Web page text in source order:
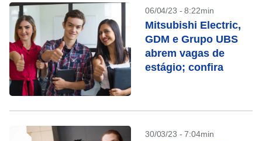
06/04/23 - 8:22min
Mitsubishi Electric,
GDM e Grupo UBS
abrem vagas de
estágio; confira
30/03/23 - 7:04min